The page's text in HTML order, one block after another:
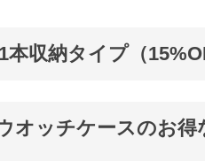
収納タイプ（
オッチケースのお得